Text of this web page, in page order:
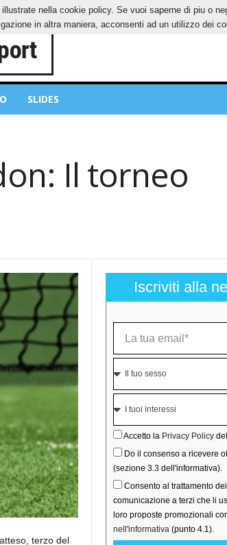
SLIDES
Il torneo
terzo del
Iscriviti alla
Accetto la Privacy Policy
Do il consenso a ricevere
(sezione 3.3 dell'informativa).
Consento al trattamento
comunicazione a terzi che li
loro proposte promozionali
nell'informativa(punto 4.1).
nella cookie policy. Se vuoi saperne di piu o
in altra maniera, acconsenti ad un utilizzo dei